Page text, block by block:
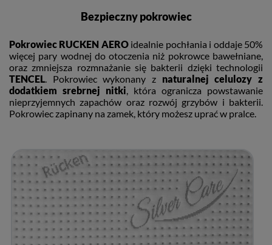
Bezpieczny pokrowiec
Pokrowiec RUCKEN AEROidealnie pochłania i oddaje 50%
więcej pary wodnej do otoczenia niż pokrowce bawełniane,
oraz zmniejsza rozmnażanie się bakterii dzięki technologii
TENCEL. Pokrowiec wykonany z naturalnej celulozy z
dodatkiem srebrnej nitki, która ogranicza powstawanie
nieprzyjemnych zapachów oraz rozwój grzybów i bakterii.
Pokrowiec zapinany na zamek, który możesz uprać w pralce.